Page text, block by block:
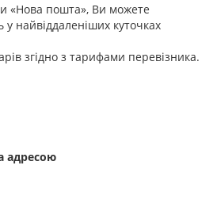
«Нова пошта», Ви можете
у найвіддаленіших куточках
згідно з тарифами перевізника.
адресою